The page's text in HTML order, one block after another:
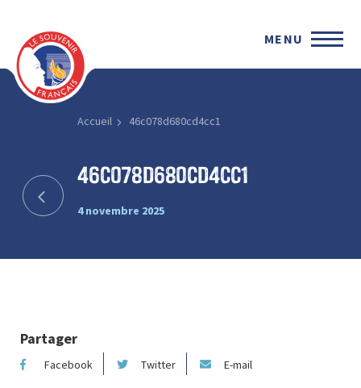
MENU
Accueil 46c078d680cd4cc1
46c078d680cd4cc1
4 novembre 2025
Partager
Facebook Twitter E-mail